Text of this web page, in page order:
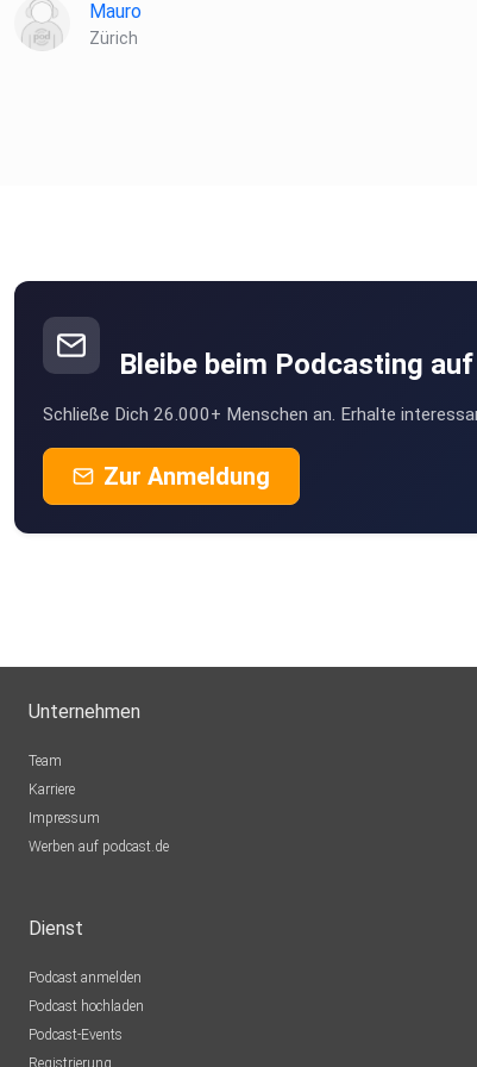
Mauro
Zürich
Bleibe beim Podcasting
Schließe Dich 26.000+ Menschen an. Erhalte
Zur Anmeldung
Unternehmen
Team
Karriere
Impressum
Werben auf podcast.de
Dienst
Podcast anmelden
Podcast hochladen
Podcast-Events
Registrierung